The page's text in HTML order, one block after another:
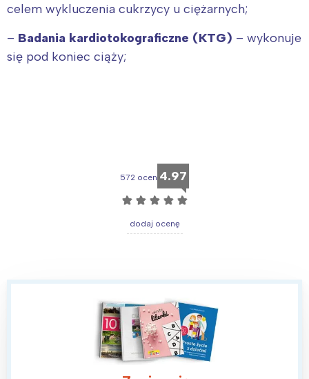
celem wykluczenia cukrzycy u ciężarnych;
– Badania kardiotokograficzne (KTG) – wykonuje
się pod koniec ciąży;
572 ocen 4.97
☆ ☆ ☆ ☆ ☆
dodaj ocenę
Interesują mnie wydarzenia z
tego regionu:
Warszawa
Śląsk